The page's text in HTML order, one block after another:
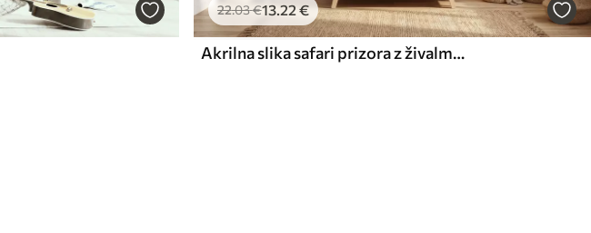
22.03€13.22 €
Akrilna slika safari prizora z živalmi v nežnih pastelnih odtenkih, na kateri so žirafa, slonček, zebra in levček